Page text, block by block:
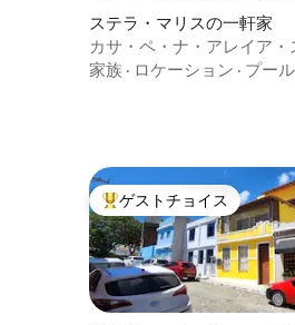
ステラ・マリスの一軒家
カサ・ペ・ナ・アレイア・
ス
家族 · ロケーション · プール
大好評のゲストチョイスで
ゲストチョイス